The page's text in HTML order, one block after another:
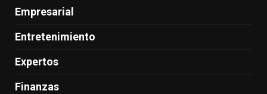
Empresarial
Entretenimiento
Expertos
Finanzas